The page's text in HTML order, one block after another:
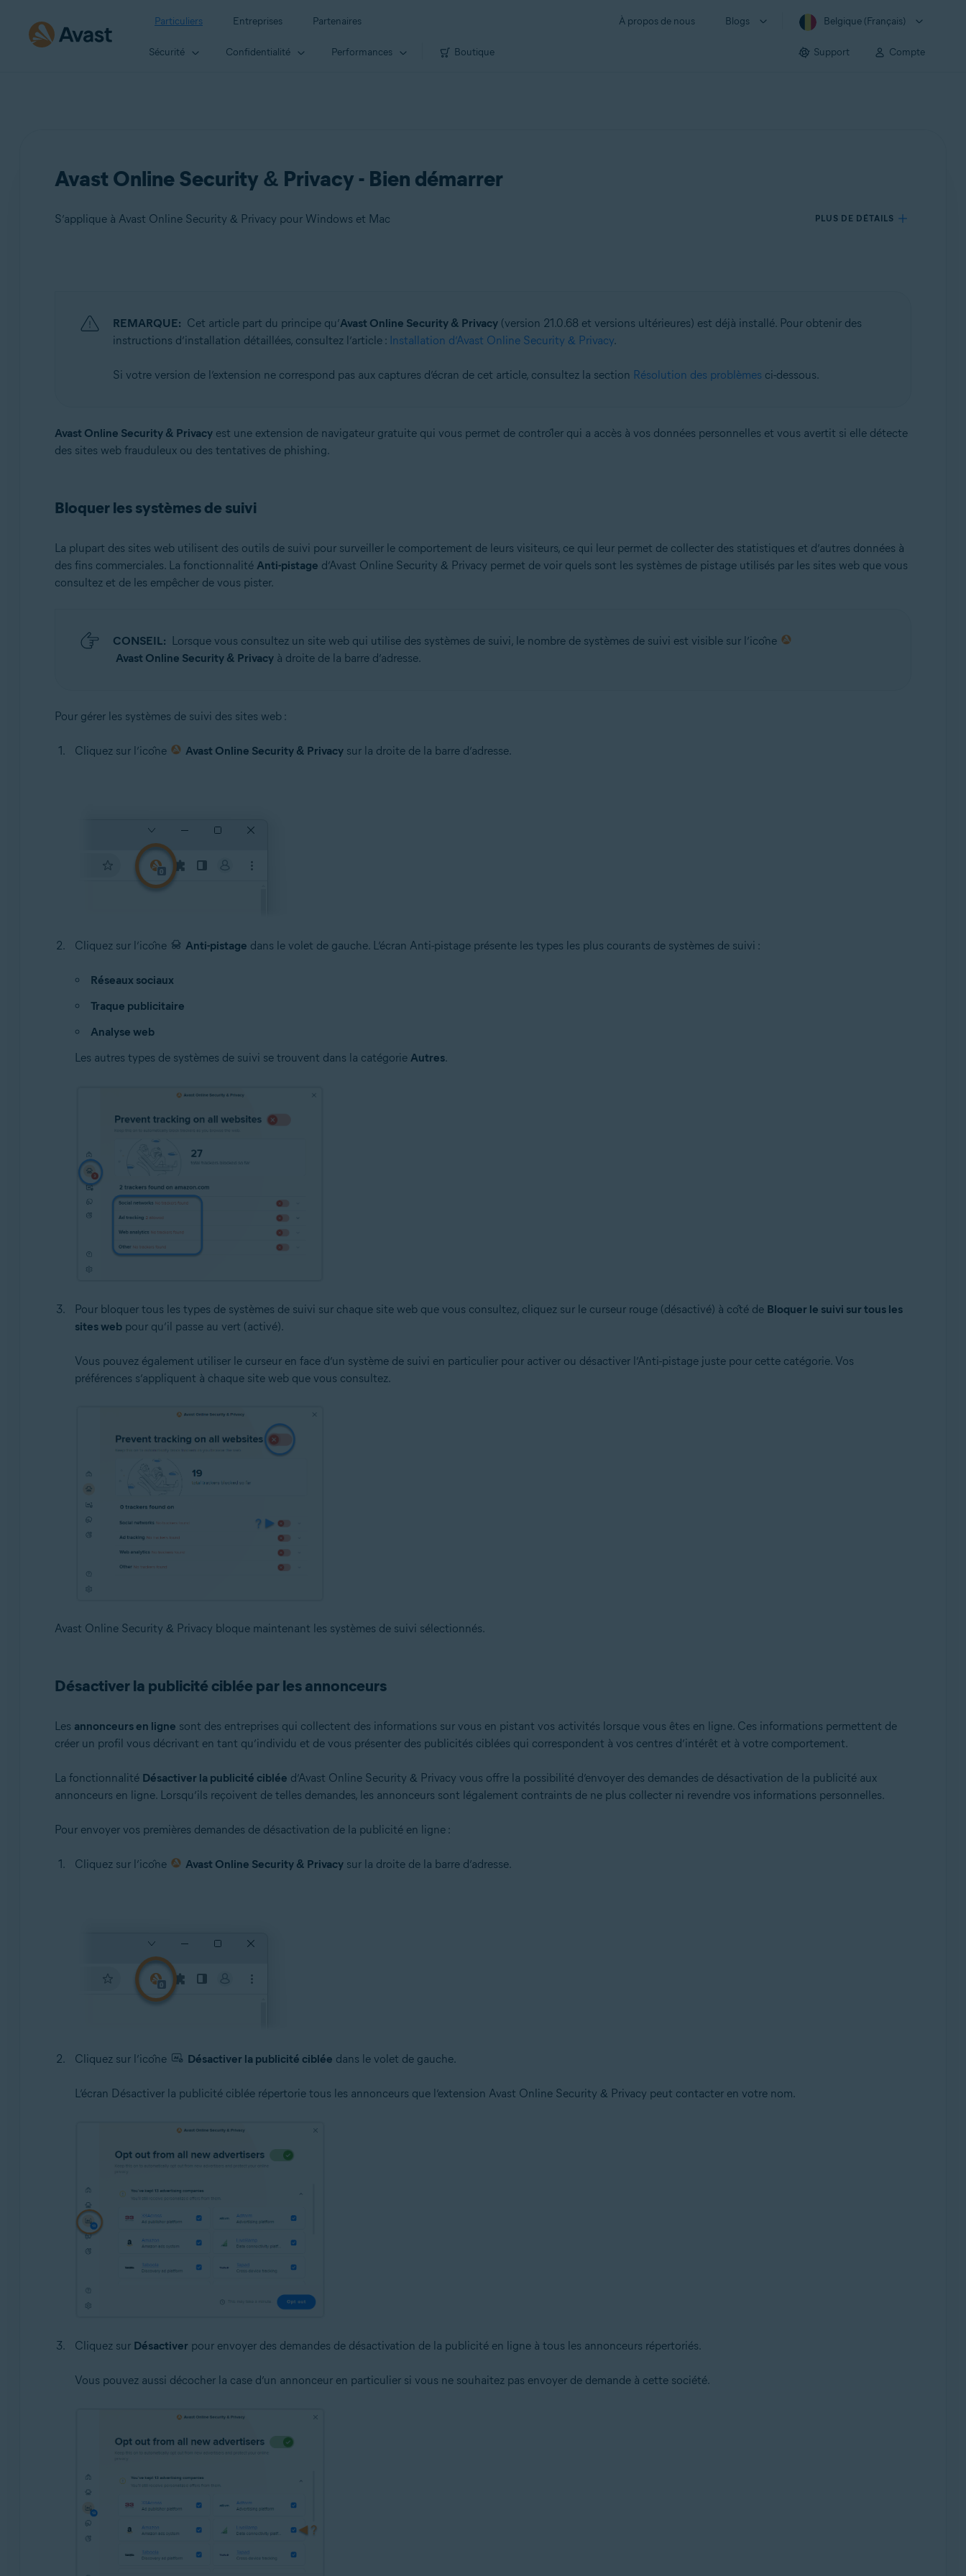
Particuliers Entreprises Partenaires À propos de nous Blogs Belgique (Français)
Sécurité Confidentialité Performances Boutique Support Compte
Avast Online Security & Privacy - Bien démarrer
S’applique à Avast Online Security & Privacy pour Windows et Mac PLUS DE DÉTAILS
Systèmes d'exploitation:
Microsoft Windows 10 Famille/Pro/Entreprise/Éducation (32/64 bits)
Apple macOS 14.x (Sonoma)
Apple macOS 11.x (Big Sur)
Apple macOS 10.14.x (Mojave)
Apple macOS 10.13.x (High Sierra)
Apple macOS 10.12.x (Sierra)
REMARQUE: Cet article part du principe qu’Avast Online Security & Privacy(version 21.0.68 et versions ultérieures) est déjà installé. Pour obtenir des
instructions d’installation détaillées, consultez l’article : Installation d’Avast Online Security & Privacy.
Si votre version de l’extension ne correspond pas aux captures d’écran de cet article, consultez la section Résolution des problèmes ci-dessous.
Avast Online Security & Privacyest une extension de navigateur gratuite qui vous permet de contrôler qui a accès à vos données personnelles et vous avertit si elle détecte
des sites web frauduleux ou des tentatives de phishing.
Bloquer les systèmes de suivi
La plupart des sites web utilisent des outils de suivi pour surveiller le comportement de leurs visiteurs, ce qui leur permet de collecter des statistiques et d’autres données à
des fins commerciales. La fonctionnalité Anti-pistage d’Avast Online Security & Privacy permet de voir quels sont les systèmes de pistage utilisés par les sites web que vous
consultez et de les empêcher de vous pister.
CONSEIL: Lorsque vous consultez un site web qui utilise des systèmes de suivi, le nombre de systèmes de suivi est visible sur l’icône
Avast Online Security & Privacyà droite de la barre d’adresse.
Pour gérer les systèmes de suivi des sites web :
Cliquez sur l’icône Avast Online Security & Privacy sur la droite de la barre d’adresse.
Cliquez sur l’icône Anti-pistage dans le volet de gauche. L’écran Anti-pistage présente les types les plus courants de systèmes de suivi :
Réseaux sociaux
Traque publicitaire
Analyse web
Les autres types de systèmes de suivi se trouvent dans la catégorie Autres.
Pour bloquer tous les types de systèmes de suivi sur chaque site web que vous consultez, cliquez sur le curseur rouge (désactivé) à côté de Bloquer le suivi sur tous les
sites webpour qu’il passe au vert (activé).
Vous pouvez également utiliser le curseur en face d’un système de suivi en particulier pour activer ou désactiver l’Anti-pistage juste pour cette catégorie. Vos
préférences s’appliquent à chaque site web que vous consultez.
Avast Online Security & Privacy bloque maintenant les systèmes de suivi sélectionnés.
Désactiver la publicité ciblée par les annonceurs
Les annonceurs en ligne sont des entreprises qui collectent des informations sur vous en pistant vos activités lorsque vous êtes en ligne. Ces informations permettent de
créer un profil vous décrivant en tant qu’individu et de vous présenter des publicités ciblées qui correspondent à vos centres d’intérêt et à votre comportement.
La fonctionnalité Désactiver la publicité ciblée d’Avast Online Security & Privacy vous offre la possibilité d’envoyer des demandes de désactivation de la publicité aux
annonceurs en ligne. Lorsqu’ils reçoivent de telles demandes, les annonceurs sont légalement contraints de ne plus collecter ni revendre vos informations personnelles.
Pour envoyer vos premières demandes de désactivation de la publicité en ligne :
Cliquez sur l’icône Avast Online Security & Privacy sur la droite de la barre d’adresse.
Cliquez sur l’icône Désactiver la publicité ciblée dans le volet de gauche.
L’écran Désactiver la publicité ciblée répertorie tous les annonceurs que l’extension Avast Online Security & Privacy peut contacter en votre nom.
Cliquez sur Désactiver pour envoyer des demandes de désactivation de la publicité en ligne à tous les annonceurs répertoriés.
Vous pouvez aussi décocher la case d’un annonceur en particulier si vous ne souhaitez pas envoyer de demande à cette société.